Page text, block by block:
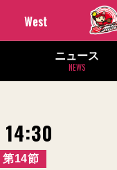
ニュース
NEWS
14:30
第14節